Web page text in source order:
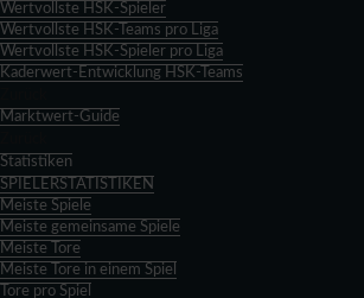
Wertvollste HSK-Spieler
Wertvollste HSK-Teams pro Liga
Wertvollste HSK-Spieler pro Liga
Kaderwert-Entwicklung HSK-Teams
Marktwert-Guide
Statistiken
SPIELERSTATISTIKEN
Meiste Spiele
Meiste gemeinsame Spiele
Meiste Tore
Meiste Tore in einem Spiel
Tore pro Spiel